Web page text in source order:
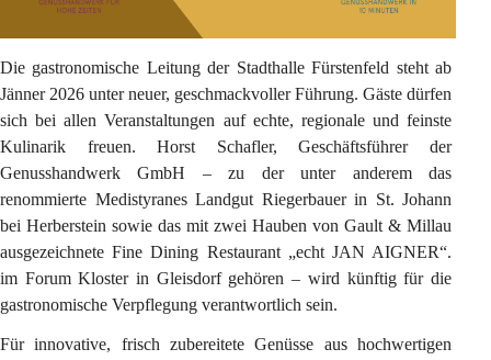
Die gastronomische Leitung der Stadthalle Fürstenfeld steht ab
Jänner 2026 unter neuer, geschmackvoller Führung. Gäste dürfen
sich bei allen Veranstaltungen auf echte, regionale und feinste
Kulinarik freuen. Horst Schafler, Geschäftsführer der
Genusshandwerk GmbH – zu der unter anderem das
renommierte Medistyranes Landgut Riegerbauer in St. Johann
bei Herberstein sowie das mit zwei Hauben von Gault & Millau
ausgezeichnete Fine Dining Restaurant „echt JAN AIGNER“.
im Forum Kloster in Gleisdorf gehören – wird künftig für die
gastronomische Verpflegung verantwortlich sein.
Für innovative, frisch zubereitete Genüsse aus hochwertigen